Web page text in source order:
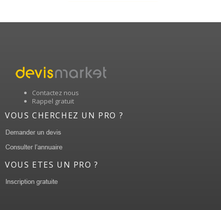
Contactez nous
Rappel gratuit
VOUS CHERCHEZ UN PRO ?
VOUS ETES UN PRO ?